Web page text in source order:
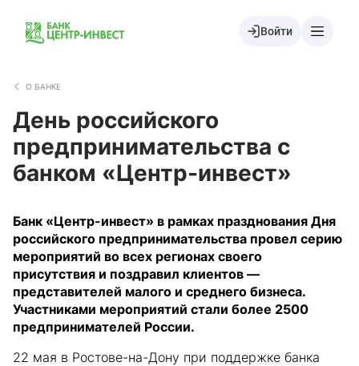
Войти
О БАНКЕ
День российского
предпринимательства с
банком «Центр-инвест»
Банк «Центр-инвест» в рамках празднования Дня
российского предпринимательства провел серию
мероприятий во всех регионах своего
присутствия и поздравил клиентов —
представителей малого и среднего бизнеса.
Участниками мероприятий стали более 2500
предпринимателей России.
22 мая в Ростове-на-Дону при поддержке банка